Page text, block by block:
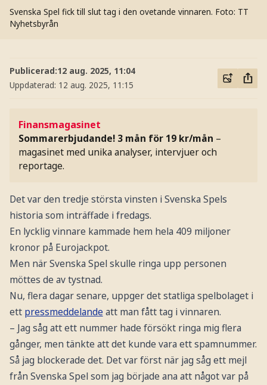
Svenska Spel fick till slut tag i den ovetande vinnaren. Foto: TT
Nyhetsbyrån
Publicerad:12 aug. 2025, 11:04
Uppdaterad: 12 aug. 2025, 11:15
Finansmagasinet
Sommarerbjudande! 3 mån för 19 kr/mån –
magasinet med unika analyser, intervjuer och
reportage.
Det var den tredje största vinsten i Svenska Spels
historia som inträffade i fredags.
En lycklig vinnare kammade hem hela 409 miljoner
kronor på Eurojackpot.
Men när Svenska Spel skulle ringa upp personen
möttes de av tystnad.
Nu, flera dagar senare, uppger det statliga spelbolaget i
ett pressmeddelandeatt man fått tag i vinnaren.
– Jag såg att ett nummer hade försökt ringa mig flera
gånger, men tänkte att det kunde vara ett spamnummer.
Så jag blockerade det. Det var först när jag såg ett mejl
från Svenska Spel som jag började ana att något var på